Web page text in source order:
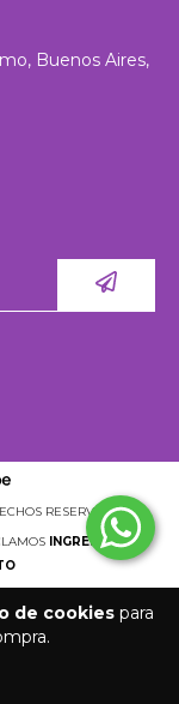
de cookiespara
Buenos Aires,
RESERVADOS.
INGRESÁ ACÁ.